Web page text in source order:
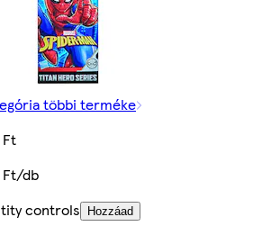
többi terméke
Ft/db
controls
Hozzáad